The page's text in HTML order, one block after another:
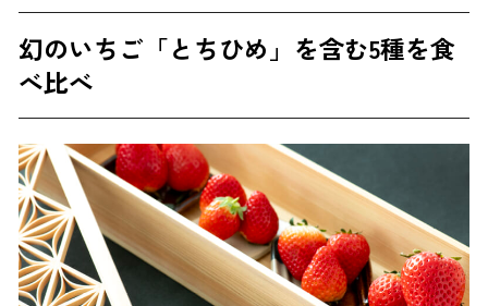
幻のいちご「とちひめ」を含む5種を食
べ比べ